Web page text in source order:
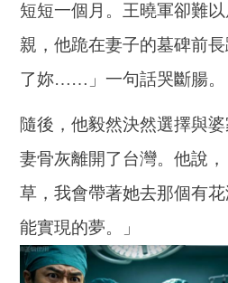
短短一個月。王曉軍卻難
親，他跪在妻子的墓碑前
了妳……」一句話哭斷腸。
隨後，他毅然決然選擇與
妻骨灰離開了台灣。他說
草，我會帶著她去那個有
能實現的夢。」